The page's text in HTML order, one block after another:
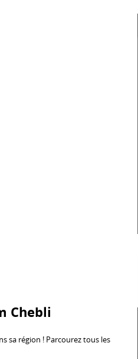
Chebli
sa région ! Parcourez tous les